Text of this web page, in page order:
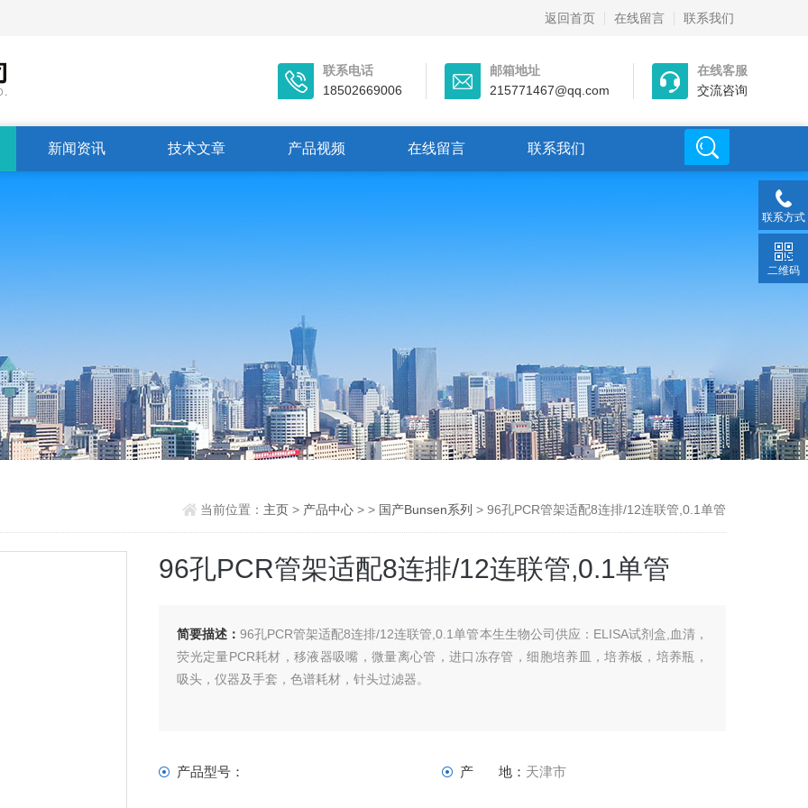
返回首页 在线留言 联系我们
联系电话
18502669006
邮箱地址
215771467@qq.com
在线客服
交流咨询
新闻资讯 技术文章 产品视频 在线留言 联系我们
当前位置： 主页 > 产品中心> > 国产Bunsen系列 > 96孔PCR管架适配8连排/12连联管,0.1单管
96孔PCR管架适配8连排/12连联管,0.1单管
简要描述：96孔PCR管架适配8连排/12连联管,0.1单管本生生物公司供应：ELISA试剂盒,血清，
荧光定量PCR耗材，移液器吸嘴，微量离心管，进口冻存管，细胞培养皿，培养板，培养瓶，
吸头，仪器及手套，色谱耗材，针头过滤器。
产品型号： 产 地： 天津市
联系方式
二维码